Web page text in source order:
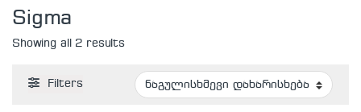
Sigma
Showing all 2 results
Filters